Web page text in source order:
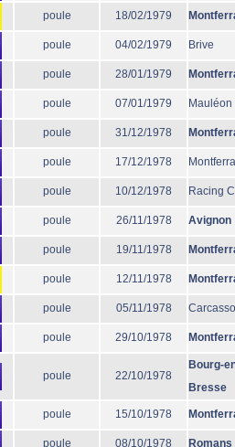
poule 18/02/1979
poule 04/02/1979 Brive
poule 28/01/1979
poule 07/01/1979 Mauléon
poule 31/12/1978
poule 17/12/1978
poule 10/12/1978 Racing
poule 26/11/1978 Avignon
poule 19/11/1978
poule 12/11/1978
poule 05/11/1978
poule 29/10/1978
poule 22/10/1978
Bourg-
Bresse
poule 15/10/1978
poule 08/10/1978 Romans